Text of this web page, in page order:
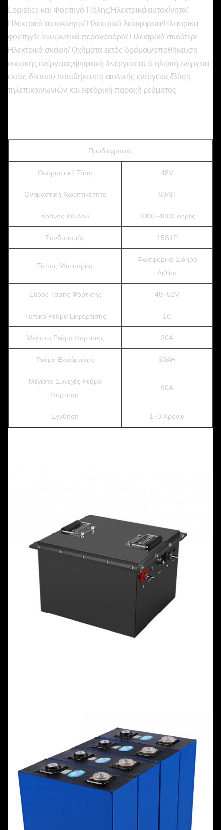
Logistics και Φορτηγό Πόλης/Ηλεκτρικά αυτοκίνητα/
Ηλεκτρικά αυτοκίνητα/ Ηλεκτρικά λεωφορεία/Ηλεκτρικά
φορτηγά/ ανυψωτικά περονοφόρα/ Ηλεκτρικά σκούτερ/
Ηλεκτρικά σκάφη/ Οχήματα εκτός δρόμου/αποθήκευση
οικιακής ενέργειας/ψηφιακή /ενέργεια από ηλιακή ενέργεια
εκτός δικτύου /αποθήκευση αιολικής ενέργειας/Βάση
τηλεπικοινωνιών και εφεδρική παροχή ρεύματος
Προδιαγραφές
Ονομαστική Τάση 48V
Ονομαστική Χωρητικότητα 60AH
Χρόνος Κύκλου 3000~4000 φορές
Συνδυασμός 15S1P
Τύπος Μπαταρίας
Φωσφορικό Σίδηρο
Λιθίου
Εύρος Τάσης Φόρτισης 48~52V
Τυπικό Ρεύμα Εκφόρτισης 1C
Μέγιστο Ρεύμα Φόρτισης 20A
Ρεύμα Εκφόρτισης 60AH
Μέγιστο Συνεχές Ρεύμα
Φόρτισης
90A
Εγγύηση 1~3 Χρόνια